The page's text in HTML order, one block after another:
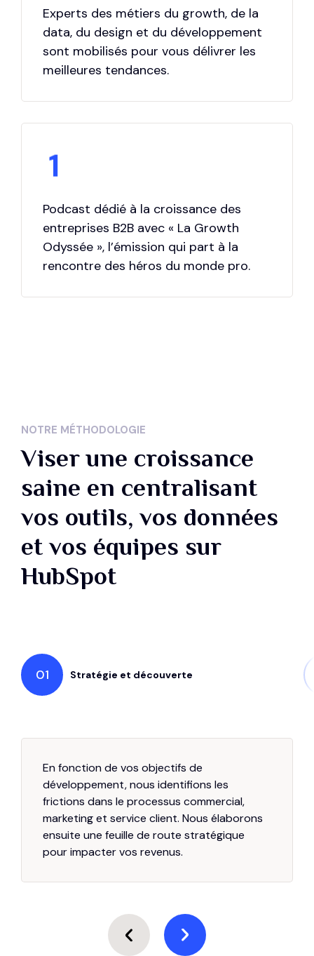
5
6
7
8
9
0
Experts des métiers du growth, de la
data, du design et du développement
sont mobilisés pour vous délivrer les
meilleures tendances.
0
1
2
3
4
8
9
0
Podcast dédié à la croissance des
entreprises B2B avec « La Growth
Odyssée », l’émission qui part à la
rencontre des héros du monde pro.
NOTRE MÉTHODOLOGIE
Viser une croissance
saine en centralisant
vos outils, vos données
et vos équipes sur
HubSpot
01 Stratégie et découverte
En fonction de vos objectifs de
développement, nous identifions les
frictions dans le processus commercial,
marketing et service client. Nous élaborons
ensuite une feuille de route stratégique
pour impacter vos revenus.